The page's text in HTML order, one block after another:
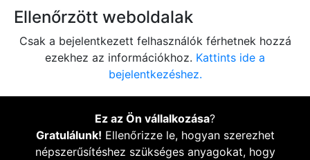
Ellenőrzött weboldalak
Csak a bejelentkezett felhasználók férhetnek hozzá
ezekhez az információkhoz. Kattints ide a
bejelentkezéshez.
Ez az Ön vállalkozása?
Gratulálunk! Ellenőrizze le, hogyan szerezhet
népszerűsítéshez szükséges anyagokat, hogy